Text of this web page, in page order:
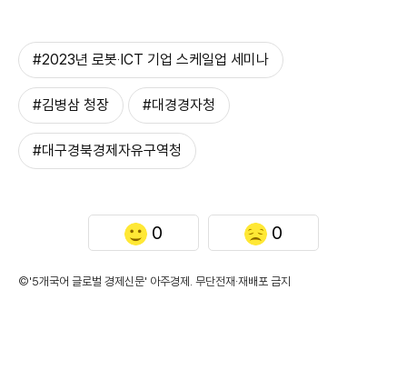
#2023년 로봇‧ICT 기업 스케일업 세미나
#김병삼 청장 #대경경자청
#대구경북경제자유구역청
0 0
©'5개국어 글로벌 경제신문' 아주경제. 무단전재·재배포 금지